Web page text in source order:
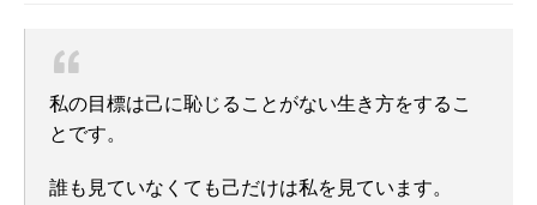
私の目標は己に恥じることがない生き方をするこ
とです。
誰も見ていなくても己だけは私を見ています。